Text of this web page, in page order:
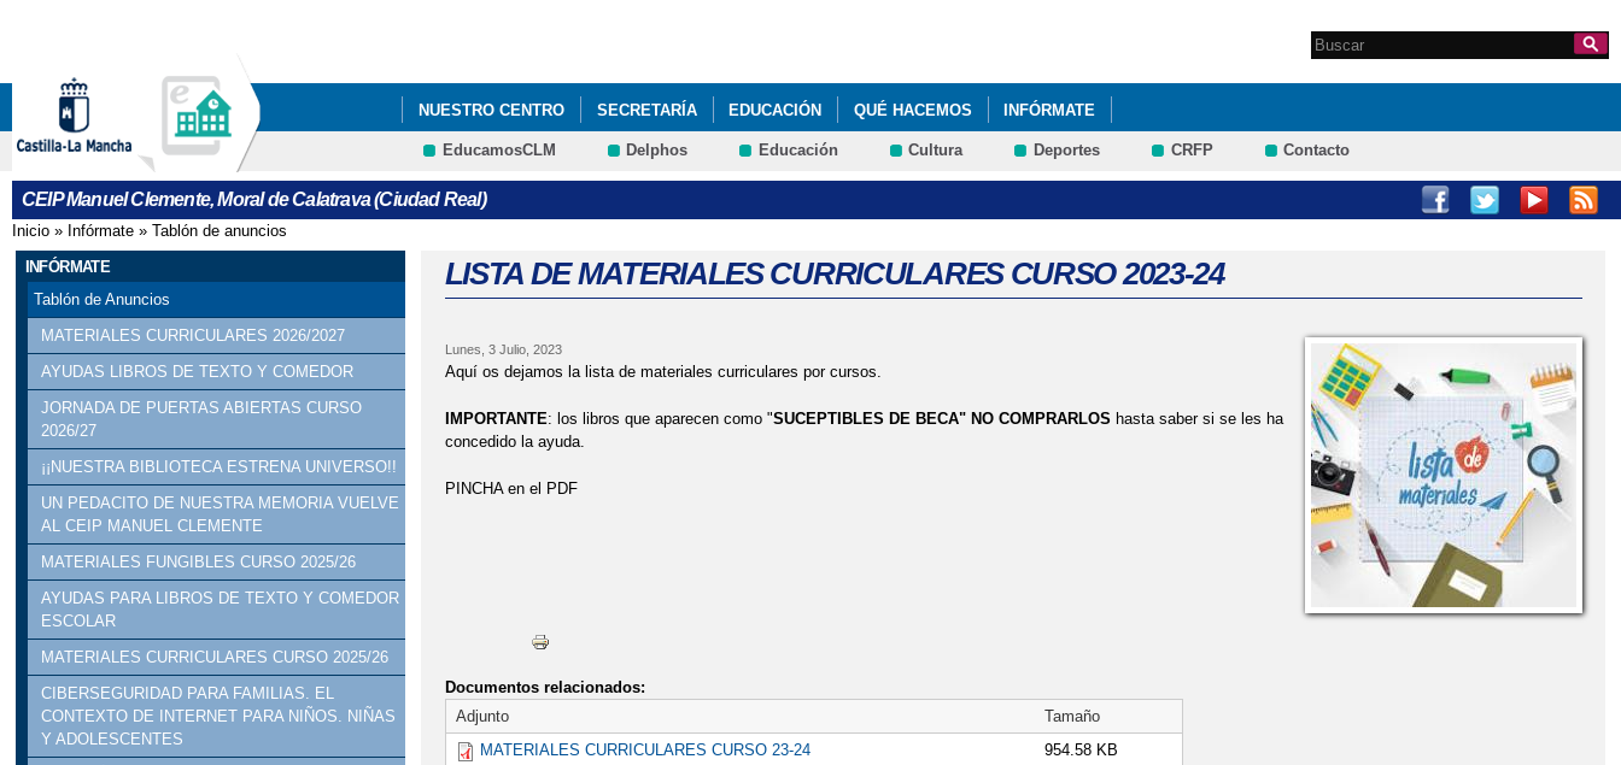
Formulario de
Search this site
NUESTRO CENTRO SECRETARÍA EDUCACIÓN QUÉ HACEMOS INFÓRMATE
NUEVA MEJORA EN EL PATIO DE PRIMARIA: ¡BANCOS INCLUSIVOS GRACIAS AL AMPA! VIII TORNEO BADMINTON INTERCENTROS MORAL DE CVA
LUCÍA MI PEDIATRA
EducamosCLM Delphos Educación Cultura Deportes CRFP Contacto
CEIP Manuel Clemente, Moral de Calatrava (Ciudad Real)
Se encuentra usted aquí
Inicio » Infórmate » Tablón de anuncios
INFÓRMATE
Tablón de Anuncios
MATERIALES CURRICULARES 2026/2027
AYUDAS LIBROS DE TEXTO Y COMEDOR
JORNADA DE PUERTAS ABIERTAS CURSO
2026/27
¡¡NUESTRA BIBLIOTECA ESTRENA UNIVERSO!!
UN PEDACITO DE NUESTRA MEMORIA VUELVE
AL CEIP MANUEL CLEMENTE
MATERIALES FUNGIBLES CURSO 2025/26
AYUDAS PARA LIBROS DE TEXTO Y COMEDOR
ESCOLAR
MATERIALES CURRICULARES CURSO 2025/26
CIBERSEGURIDAD PARA FAMILIAS. EL
CONTEXTO DE INTERNET PARA NIÑOS. NIÑAS
Y ADOLESCENTES
LISTA DE MATERIALES CURRICULARES CURSO 2023-24
Lunes, 3 Julio, 2023
Aquí os dejamos la lista de materiales curriculares por cursos.
IMPORTANTE: los libros que aparecen como "SUCEPTIBLES DE BECA" NO COMPRARLOS hasta saber si se les ha
concedido la ayuda.
PINCHA en el PDF
Documentos relacionados:
Adjunto
Tamaño
MATERIALES CURRICULARES CURSO 23-24
954.58 KB